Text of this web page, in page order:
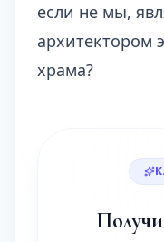
если не мы,
архитектором
храма?